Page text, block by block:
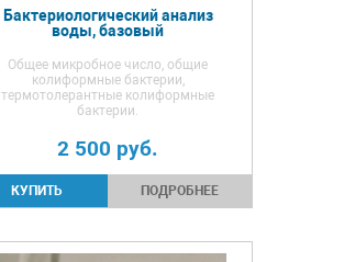
Бактериологический анализ
воды, базовый
Общее микробное число, общие
колиформные бактерии,
термотолерантные колиформные
бактерии.
2 500 руб.
ПОДРОБНЕЕ